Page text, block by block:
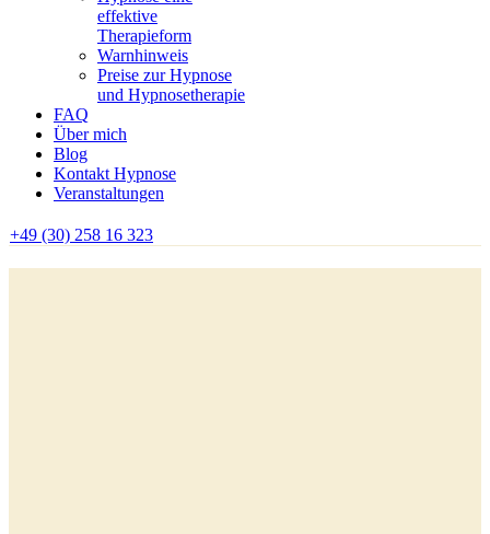
effektive
Therapieform
Warnhinweis
Preise zur Hypnose
und Hypnosetherapie
FAQ
Über mich
Blog
Kontakt Hypnose
Veranstaltungen
+49 (30) 258 16 323